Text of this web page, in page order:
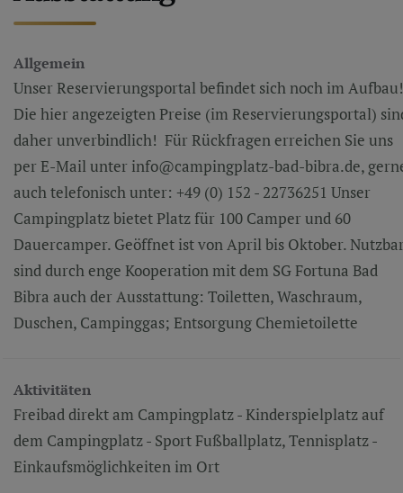
Allgemein
Unser Reservierungsportal befindet sich noch im Aufbau!
Die hier angezeigten Preise (im Reservierungsportal)
daher unverbindlich! Für Rückfragen erreichen Sie uns
per E-Mail unter info@campingplatz-bad-bibra.de,
auch telefonisch unter: +49 (0) 152 - 22736251 Unser
Campingplatz bietet Platz für 100 Camper und 60
Dauercamper. Geöffnet ist von April bis Oktober.
sind durch enge Kooperation mit dem SG Fortuna Bad
Bibra auch der Ausstattung: Toiletten, Waschraum,
Duschen, Campinggas; Entsorgung Chemietoilette
Aktivitäten
Freibad direkt am Campingplatz - Kinderspielplatz auf
dem Campingplatz - Sport Fußballplatz, Tennisplatz -
Einkaufsmöglichkeiten im Ort